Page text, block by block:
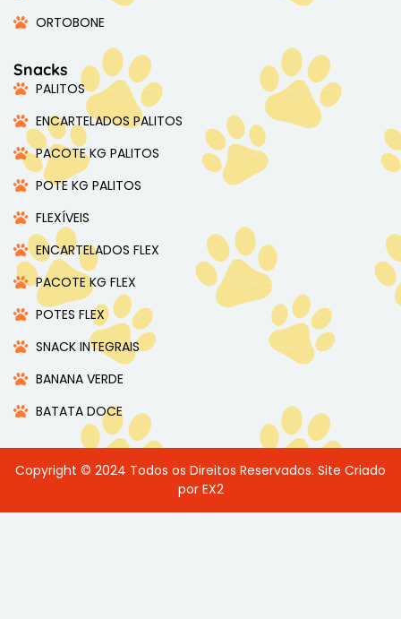
ORTOBONE
Snacks
PALITOS
ENCARTELADOS PALITOS
PACOTE KG PALITOS
POTE KG PALITOS
FLEXÍVEIS
ENCARTELADOS FLEX
PACOTE KG FLEX
POTES FLEX
SNACK INTEGRAIS
BANANA VERDE
BATATA DOCE
Copyright © 2024 Todos os Direitos Reservados. Site Criado
por EX2